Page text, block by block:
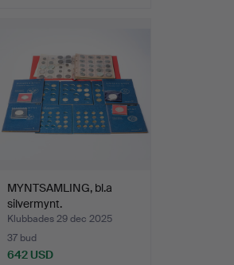
MYNTSAMLING, bl.a
silvermynt.
Klubbades 29 dec 2025
37 bud
642 USD